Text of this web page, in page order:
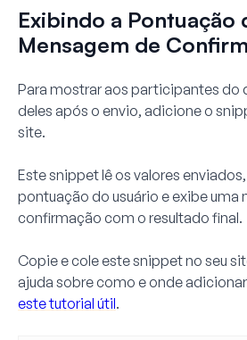
Exibindo a Pontuação
Mensagem de
Para mostrar aos participantes do
deles após o envio, adicione o
site.
Este snippet lê os valores
pontuação do usuário e exibe uma
confirmação com o resultado final.
Copie e cole este snippet no seu
ajuda sobre como e onde
este tutorial útil.